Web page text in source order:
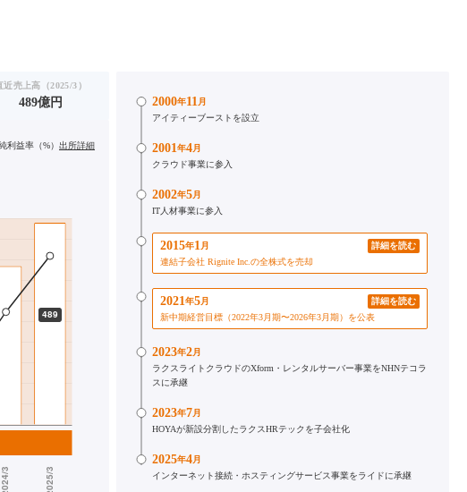
近売上高（2025/3）
489億円
利益率（%） 出所詳細
2000年11月
アイティーブーストを設立
2001年4月
クラウド事業に参入
2002年5月
IT人材事業に参入
2015年1月
詳細を読む
連結子会社 Rignite Inc.の全株式を売却
2021年5月
詳細を読む
新中期経営目標（2022年3月期〜2026年3月期）を公表
2023年2月
ラクスライトクラウドのXform・レンタルサーバー事業をNHNテコラ
スに承継
2023年7月
HOYAが新設分割したラクスHRテックを子会社化
2025年4月
インターネット接続・ホスティングサービス事業をライドに承継